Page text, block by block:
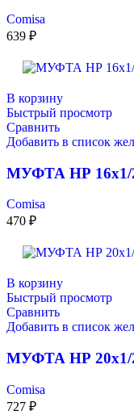
Comisa
639 ₽
В корзину
Быстрый просмотр
Сравнить
Добавить в список
МУФТА НР 16х1/
Comisa
470 ₽
В корзину
Быстрый просмотр
Сравнить
Добавить в список
МУФТА НР 20х1/
Comisa
727 ₽